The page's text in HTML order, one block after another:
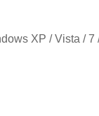
XP / Vista / 7